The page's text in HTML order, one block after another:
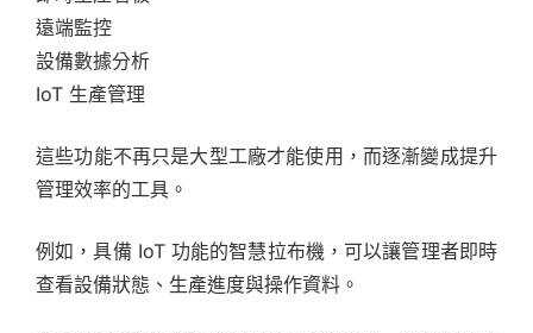
遠端監控
設備數據分析
IoT 生產管理
這些功能不再只是大型工廠才能使用，而逐漸變成提升
管理效率的工具。
例如，具備 IoT 功能的智慧拉布機，可以讓管理者即時
查看設備狀態、生產進度與操作資料。